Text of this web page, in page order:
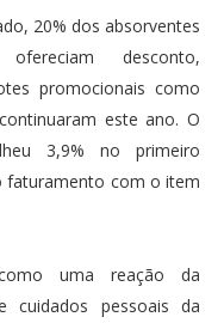
20% dos absorventes
desconto,
promocionais como
este ano. O
3,9% no primeiro
faturamento com o item
uma reação da
cuidados pessoais da